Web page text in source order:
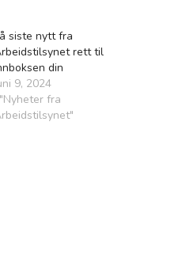
siste nytt fra
rett til
din
9, 2024
fra